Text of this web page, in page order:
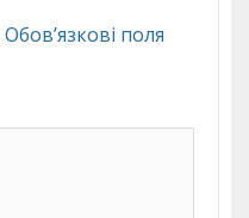
Обов’язкові поля